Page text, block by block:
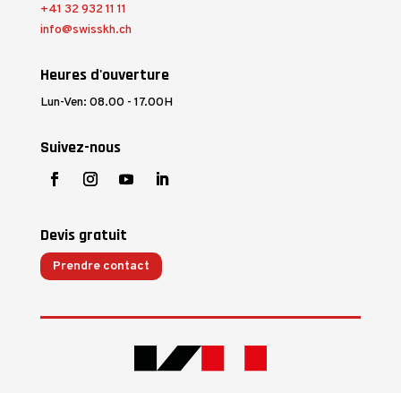
+41 32 932 11 11
info@swisskh.ch
Heures d'ouverture
Lun-Ven: 08.00 - 17.00H
Suivez-nous
Devis gratuit
Prendre contact